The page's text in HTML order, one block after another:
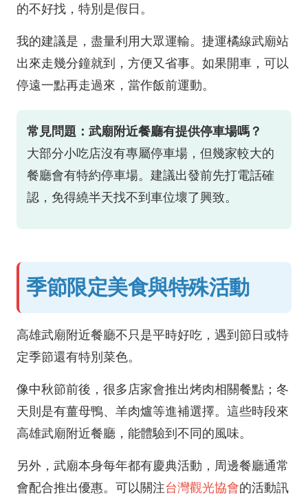
的不好找，特別是假日。
我的建議是，盡量利用大眾運輸。捷運橘線武廟站
出來走幾分鐘就到，方便又省事。如果開車，可以
停遠一點再走過來，當作飯前運動。
常見問題：武廟附近餐廳有提供停車場嗎？
大部分小吃店沒有專屬停車場，但幾家較大的
餐廳會有特約停車場。建議出發前先打電話確
認，免得繞半天找不到車位壞了興致。
季節限定美食與特殊活動
高雄武廟附近餐廳不只是平時好吃，遇到節日或特
定季節還有特別菜色。
像中秋節前後，很多店家會推出烤肉相關餐點；冬
天則是有薑母鴨、羊肉爐等進補選擇。這些時段來
高雄武廟附近餐廳，能體驗到不同的風味。
另外，武廟本身每年都有慶典活動，周邊餐廳通常
會配合推出優惠。可以關注台灣觀光協會的活動訊